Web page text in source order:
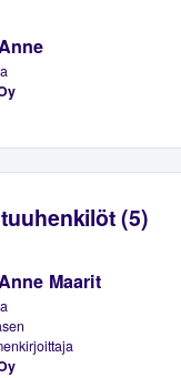
(5)
Maarit